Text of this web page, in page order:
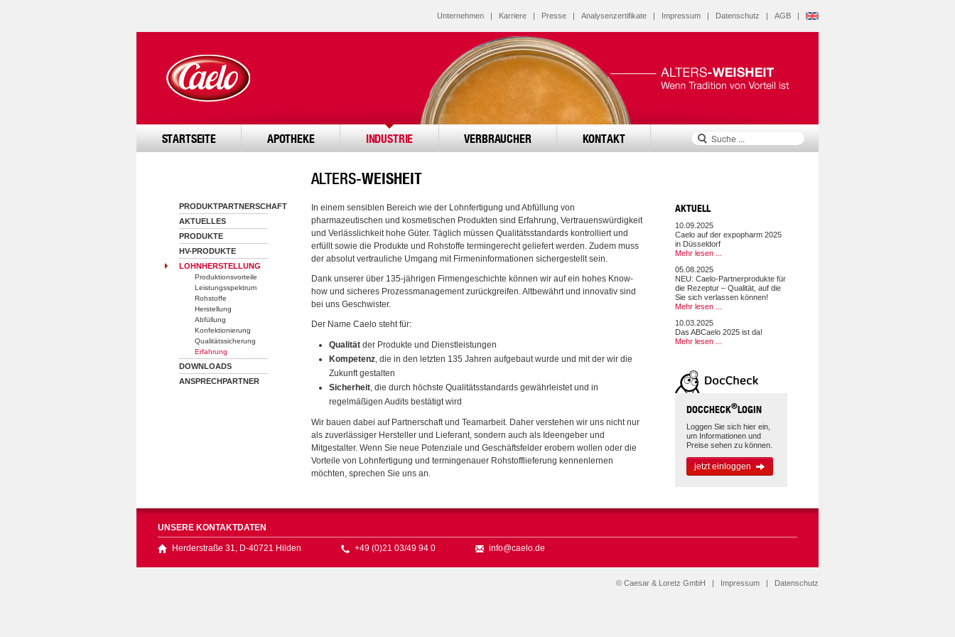
Unternehmen | Karriere | Presse | Analysenzertifikate | Impressum | Datenschutz | AGB |
STARTSEITE APOTHEKE INDUSTRIE VERBRAUCHER KONTAKT
ALTERS-WEISHEIT
PRODUKTPARTNERSCHAFT
AKTUELLES
PRODUKTE
HV-PRODUKTE
LOHNHERSTELLUNG
Produktionsvorteile
Leistungsspektrum
Rohstoffe
Herstellung
Abfüllung
Konfektionierung
Qualitätssicherung
Erfahrung
DOWNLOADS
ANSPRECHPARTNER
In einem sensiblen Bereich wie der Lohnfertigung und Abfüllung von
pharmazeutischen und kosmetischen Produkten sind Erfahrung, Vertrauenswürdigkeit
und Verlässlichkeit hohe Güter. Täglich müssen Qualitätsstandards kontrolliert und
erfüllt sowie die Produkte und Rohstoffe termingerecht geliefert werden. Zudem muss
der absolut vertrauliche Umgang mit Firmeninformationen sichergestellt sein.
Dank unserer über 135-jährigen Firmengeschichte können wir auf ein hohes Know-
how und sicheres Prozessmanagement zurückgreifen. Altbewährt und innovativ sind
bei uns Geschwister.
Der Name Caelo steht für:
Qualität der Produkte und Dienstleistungen
Kompetenz, die in den letzten 135 Jahren aufgebaut wurde und mit der wir die
Zukunft gestalten
Sicherheit, die durch höchste Qualitätsstandards gewährleistet und in
regelmäßigen Audits bestätigt wird
Wir bauen dabei auf Partnerschaft und Teamarbeit. Daher verstehen wir uns nicht nur
als zuverlässiger Hersteller und Lieferant, sondern auch als Ideengeber und
Mitgestalter. Wenn Sie neue Potenziale und Geschäftsfelder erobern wollen oder die
Vorteile von Lohnfertigung und termingenauer Rohstofflieferung kennenlernen
möchten, sprechen Sie uns an.
AKTUELL
10.09.2025
Caelo auf der expopharm 2025
in Düsseldorf
Mehr lesen ...
05.08.2025
NEU: Caelo-Partnerprodukte für
die Rezeptur – Qualität, auf die
Sie sich verlassen können!
Mehr lesen ...
10.03.2025
Das ABCaelo 2025 ist da!
Mehr lesen ...
DOCCHECK®LOGIN
Loggen Sie sich hier ein,
um Informationen und
Preise sehen zu können.
jetzt einloggen
UNSERE KONTAKTDATEN
Herderstraße 31, D-40721 Hilden +49 (0)21 03/49 94 0 info@caelo.de
© Caesar & Loretz GmbH | Impressum | Datenschutz